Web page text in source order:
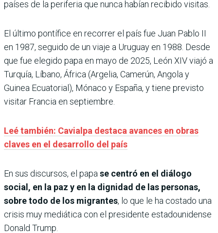
países de la periferia que nunca habían recibido visitas.
El último pontífice en recorrer el país fue Juan Pablo II
en 1987, seguido de un viaje a Uruguay en 1988. Desde
que fue elegido papa en mayo de 2025, León XIV viajó a
Turquía, Líbano, África (Argelia, Camerún, Angola y
Guinea Ecuatorial), Mónaco y España, y tiene previsto
visitar Francia en septiembre.
Leé también: Cavialpa destaca avances en obras
claves en el desarrollo del país
En sus discursos, el papase centró en el diálogo
social, en la paz y en la dignidad de las personas,
sobre todo de los migrantes, lo que le ha costado una
crisis muy mediática con el presidente estadounidense
Donald Trump.